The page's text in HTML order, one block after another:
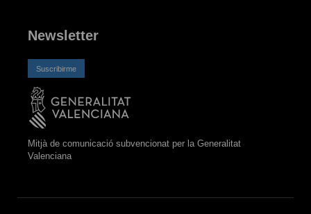
Newsletter
Suscribirme
Mitjà de comunicació subvencionat per la Generalitat
Valenciana